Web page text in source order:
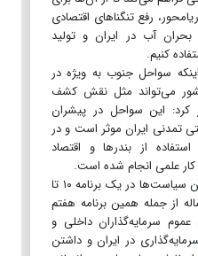
رفع تنگناهای اقتصادی
آب در ایران و تولید
کنیم.
سواحل جنوب به ویژه در
می‌تواند مثل نقش کشف
کرد: این سواحل در پیشران
تمدنی ایران موثر است و در
از بندرها و اقتصاد
علمی انجام شده است.
صفوی افزود: امیدوارم با ابلاغ این سیاست‌ها در یک برنامه ۱۰ تا
از جمله همین برنامه هفتم
سرمایه‌گذاران داخلی و
در ایران و داشتن